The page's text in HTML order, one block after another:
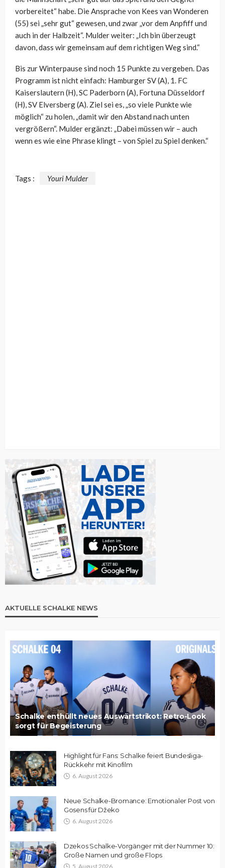
vorbereitet“ habe. Die Ansprache von Kees van Wonderen
(55) sei „sehr gut“ gewesen, und zwar „vor dem Anpfiff und
auch in der Halbzeit“. Mulder weiter: „Ich bin überzeugt
davon, dass wir gemeinsam auf dem richtigen Weg sind.“
Bis zur Winterpause sind noch 15 Punkte zu vergeben. Das
Programm ist nicht einfach: Hamburger SV (A), 1. FC
Kaiserslautern (H), SC Paderborn (A), Fortuna Düsseldorf
(H), SV Elversberg (A). Ziel sei es, „so viele Punkte wie
möglich“ zu holen, „damit wir den Abstand nach unten
vergrößern“. Mulder ergänzt: „Dabei müssen wir – auch
wenn es wie eine Phrase klingt – von Spiel zu Spiel denken.“
Tags : Youri Mulder
AKTUELLE SCHALKE NEWS
Schalke enthüllt neues Auswärtstrikot: Retro-Look
sorgt für Begeisterung
Highlight für Fans: Schalke feiert Bundesliga-
Rückkehr mit Kinofilm
6. August 2026
Neue Schalke-Bromance: Emotionaler Post von
Gosens für Džeko
6. August 2026
Dzekos Schalke-Vorgänger mit der Nummer 10:
Große Namen und große Flops
5. August 2026